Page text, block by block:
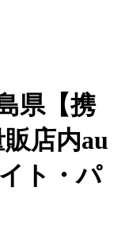
県【携
店内au
ト・パ